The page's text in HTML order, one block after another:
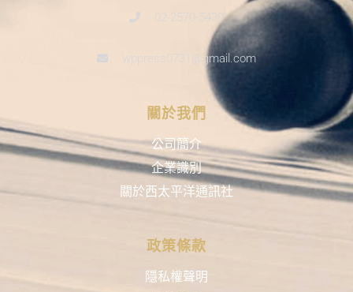
02-2570-5439
wppress0731@gmail.com
關於我們
公司簡介
企業識別
關於西太平洋通訊社
政策條款
隱私權聲明